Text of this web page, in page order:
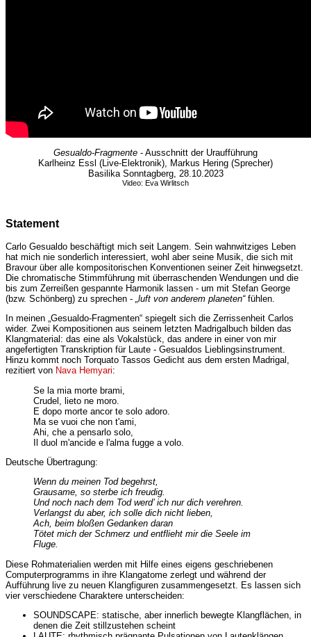
Gesualdo-Fragmente - Ausschnitt der Uraufführung
Karlheinz Essl (Live-Elektronik), Markus Hering (Sprecher)
Basilika Sonntagberg, 28.10.2023
Video: Eva Wirlitsch
Statement
Carlo Gesualdo beschäftigt mich seit Langem. Sein wahnwitziges Leben
hat mich nie sonderlich interessiert, wohl aber seine Musik, die sich mit
Bravour über alle kompositorischen Konventionen seiner Zeit hinwegsetzt.
Die chromatische Stimmführung mit überraschenden Wendungen und die
bis zum Zerreißen gespannte Harmonik lassen - um mit Stefan George
(bzw. Schönberg) zu sprechen - „luft von anderem planeten“fühlen.
In meinen „Gesualdo-Fragmenten“ spiegelt sich die Zerrissenheit Carlos
wider. Zwei Kompositionen aus seinem letzten Madrigalbuch bilden das
Klangmaterial: das eine als Vokalstück, das andere in einer von mir
angefertigten Transkription für Laute - Gesualdos Lieblingsinstrument.
Hinzu kommt noch Torquato Tassos Gedicht aus dem ersten Madrigal,
rezitiert von Nava Hemyari:
Se la mia morte brami,
Crudel, lieto ne moro.
E dopo morte ancor te solo adoro.
Ma se vuoi che non t'ami,
Ahi, che a pensarlo solo,
Il duol m'ancide e l'alma fugge a volo.
Deutsche Übertragung:
Wenn du meinen Tod begehrst,
Grausame, so sterbe ich freudig.
Und noch nach dem Tod werd’ ich nur dich verehren.
Verlangst du aber, ich solle dich nicht lieben,
Ach, beim bloßen Gedanken daran
Tötet mich der Schmerz und entflieht mir die Seele im
Fluge.
Diese Rohmaterialien werden mit Hilfe eines eigens geschriebenen
Computerprogramms in ihre Klangatome zerlegt und während der
Aufführung live zu neuen Klangfiguren zusammengesetzt. Es lassen sich
vier verschiedene Charaktere unterscheiden:
SOUNDSCAPE: statische, aber innerlich bewegte Klangflächen, in
denen die Zeit stillzustehen scheint